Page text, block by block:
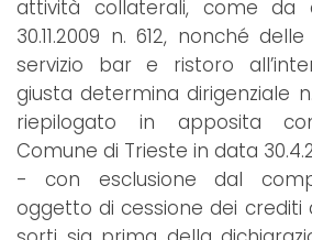
attività collaterali, come da
30.11.2009 n. 612, nonché
servizio bar e ristoro
giusta determina dirigenziale
riepilogato in apposita
Comune di Trieste in data
- con esclusione dal
oggetto di cessione dei crediti